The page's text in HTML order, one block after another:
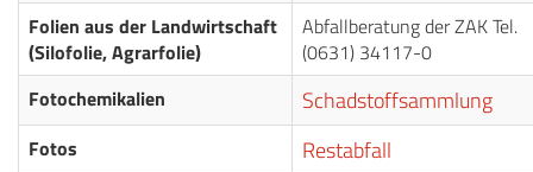
Folien aus der Landwirtschaft
(Silofolie, Agrarfolie)
Abfallberatung der ZAK Tel.
(0631) 34117-0
Fotochemikalien
Schadstoffsammlung
Fotos Restabfall